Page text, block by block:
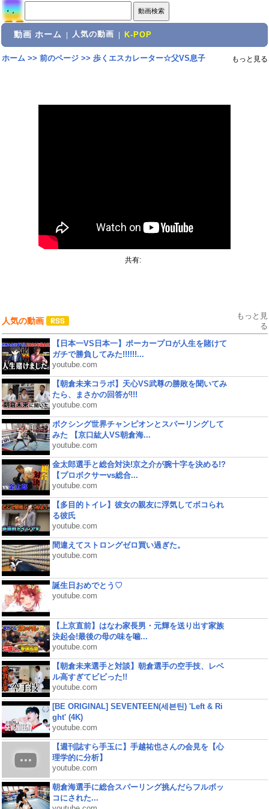
動画 ホーム 人気の動画 K-POP
ホーム>> 前のページ>> 歩くエスカレーター☆父VS息子 もっと見る
共有:
人気の動画
もっと見
る
【日本一VS日本一】ポーカープロが人生を賭けて
ガチで勝負してみた!!!!!!...
youtube.com
【朝倉未来コラボ】天心VS武尊の勝敗を聞いてみ
たら、まさかの回答が!!!
youtube.com
ボクシング世界チャンピオンとスパーリングして
みた 【京口紘人VS朝倉海...
youtube.com
金太郎選手と総合対決!京之介が腕十字を決める!?
【プロボクサーvs総合...
youtube.com
【多目的トイレ】彼女の親友に浮気してボコられ
る彼氏
youtube.com
間違えてストロングゼロ買い過ぎた。
youtube.com
誕生日おめでとう♡
youtube.com
【上京直前】はなわ家長男・元輝を送り出す家族
決起会!最後の母の味を噛...
youtube.com
【朝倉未来選手と対談】朝倉選手の空手技、レベ
ル高すぎてビビった!!
youtube.com
[BE ORIGINAL] SEVENTEEN(세븐틴) 'Left & Ri
ght' (4K)
youtube.com
【週刊誌すら手玉に】手越祐也さんの会見を【心
理学的に分析】
youtube.com
朝倉海選手に総合スパーリング挑んだらフルボッ
コにされた...